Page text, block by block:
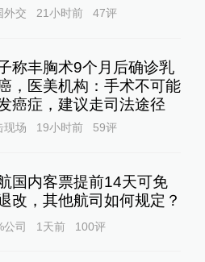
外交 21小时前 47评
称丰胸术9个月后确诊乳
，医美机构：手术不可能
癌症，建议走司法途径
现场 19小时前 59评
国内客票提前14天可免
改，其他航司如何规定？
公司 1天前 100评